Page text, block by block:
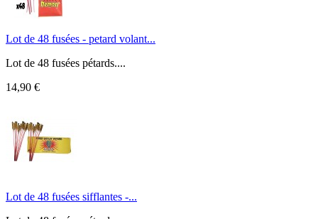
Lot de 48 fusées - petard volant...
Lot de 48 fusées pétards....
14,90 €
Lot de 48 fusées sifflantes -...